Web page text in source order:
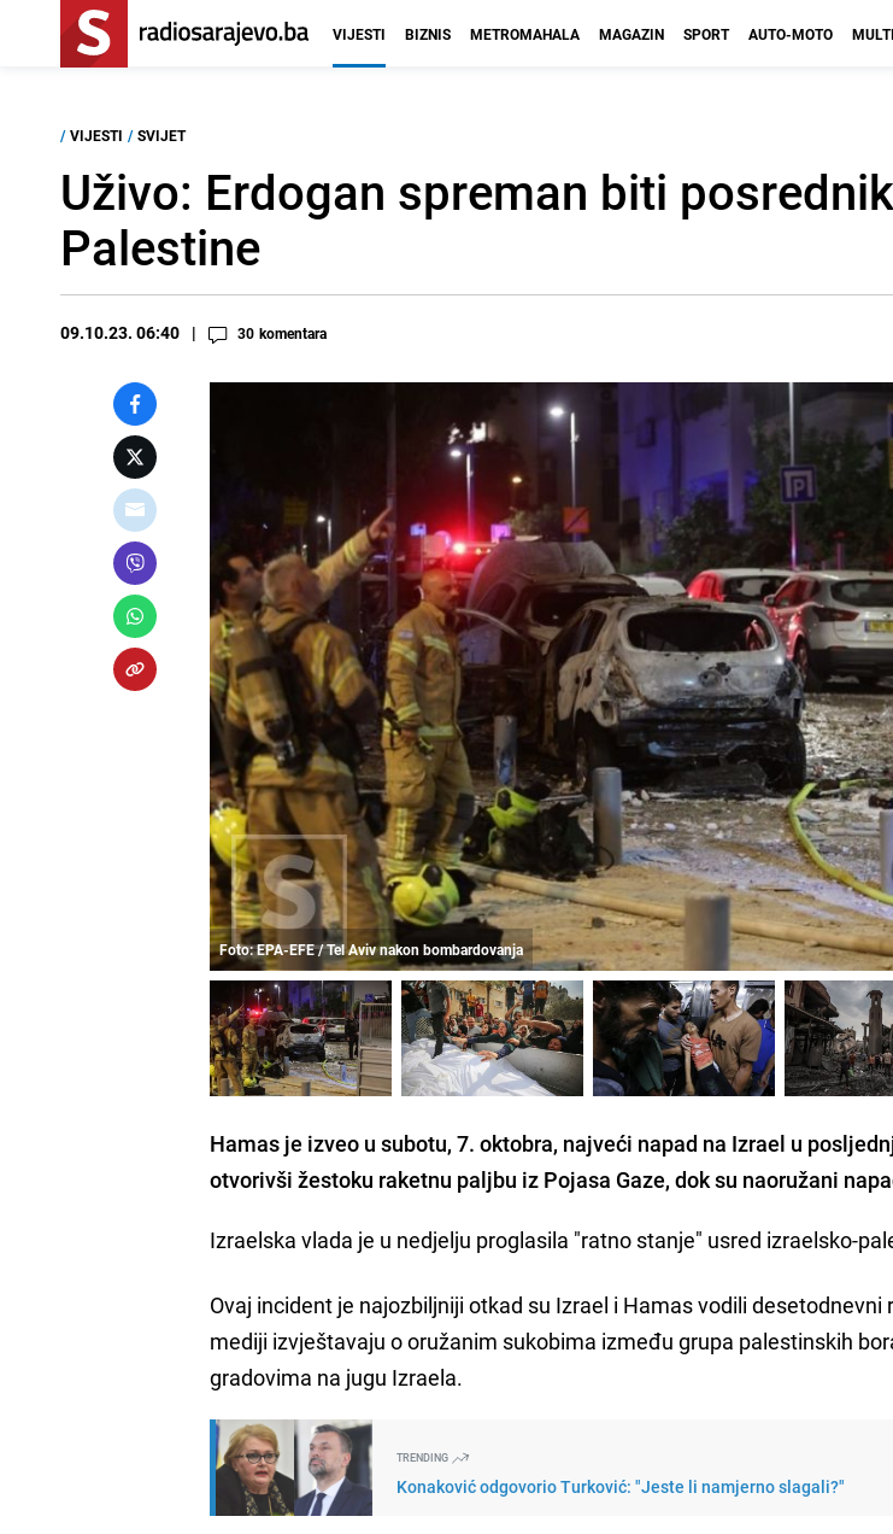
VIJESTI BIZNIS METROMAHALA MAGAZIN SPORT AUTO-MOTO
/ VIJESTI / SVIJET
Uživo: Erdogan spreman biti
Palestine
09.10.23. 06:40 30 komentara
Foto: EPA-EFE / Tel Aviv nakon bombardovanja
Hamas je izveo u subotu, 7. oktobra, najveći napad na Izrael u
otvorivši žestoku raketnu paljbu iz Pojasa Gaze, dok su naoružani
Izraelska vlada je u nedjelju proglasila "ratno stanje" usred izraelsko-
Ovaj incident je najozbiljniji otkad su Izrael i Hamas vodili desetodnevni
mediji izvještavaju o oružanim sukobima između grupa palestinskih
gradovima na jugu Izraela.
TRENDING
Konaković odgovorio Turković: "Jeste li namjerno slagali?"